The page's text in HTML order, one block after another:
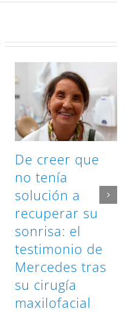
De creer que
no tenía
solución a
recuperar su
sonrisa: el
testimonio de
Mercedes tras
su cirugía
maxilofacial